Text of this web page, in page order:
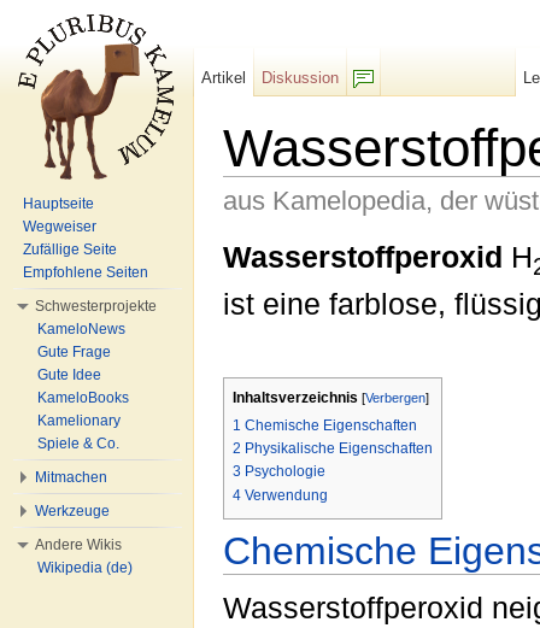
aus Kamelopedia, der
Wasserstoffperoxid H
ist eine farblose,
Inhaltsverzeichnis [Verbergen]
1 Chemische Eigenschaften
2 Physikalische Eigenschaften
3 Psychologie
4 Verwendung
Chemische
Wasserstoffperoxid
Artikel
Diskussion
Hauptseite
Wegweiser
Zufällige Seite
Empfohlene Seiten
Schwesterprojekte
KameloNews
Gute Frage
Gute Idee
KameloBooks
Kamelionary
Spiele & Co.
Mitmachen
Werkzeuge
Andere Wikis
Wikipedia (de)